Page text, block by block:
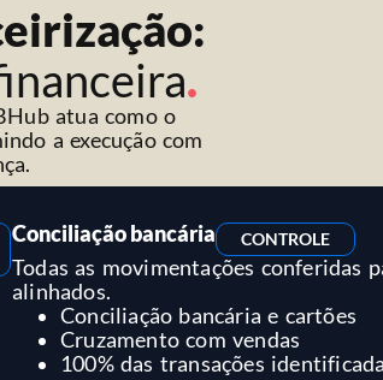
.
atua como o
a execução com
Conciliação bancária CONTROLE
Todas as movimentações conferidas
alinhados.
Conciliação bancária e cartões
Cruzamento com vendas
100% das transações